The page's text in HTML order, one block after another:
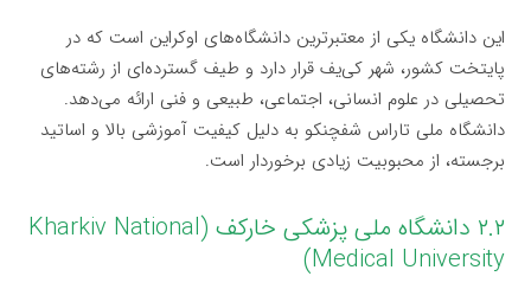
این دانشگاه یکی از معتبرترین دانشگاه‌های اوکراین است که در
پایتخت کشور، شهر کی‌یف قرار دارد و طیف گسترده‌ای از رشته‌های
تحصیلی در علوم انسانی، اجتماعی، طبیعی و فنی ارائه می‌دهد.
دانشگاه ملی تاراس شفچنکو به دلیل کیفیت آموزشی بالا و اساتید
برجسته، از محبوبیت زیادی برخوردار است.
۲.۲ دانشگاه ملی پزشکی خارکف (Kharkiv National
Medical University)